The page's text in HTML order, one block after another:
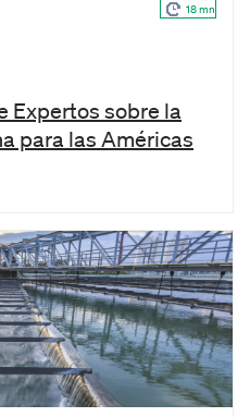
18 mn
Expertos sobre la
para las Américas